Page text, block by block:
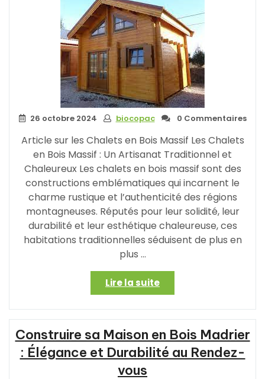
en
Bois
Massif
en
Kit »
26 octobre 2024 biocopac 0 Commentaires
Article sur les Chalets en Bois Massif Les Chalets
en Bois Massif : Un Artisanat Traditionnel et
Chaleureux Les chalets en bois massif sont des
constructions emblématiques qui incarnent le
charme rustique et l’authenticité des régions
montagneuses. Réputés pour leur solidité, leur
durabilité et leur esthétique chaleureuse, ces
habitations traditionnelles séduisent de plus en
plus …
Lire la suite« Le
Charme
Authentique
des
Chalets
en
Bois
Construire sa Maison en Bois Madrier
: Élégance et Durabilité au Rendez-
vous